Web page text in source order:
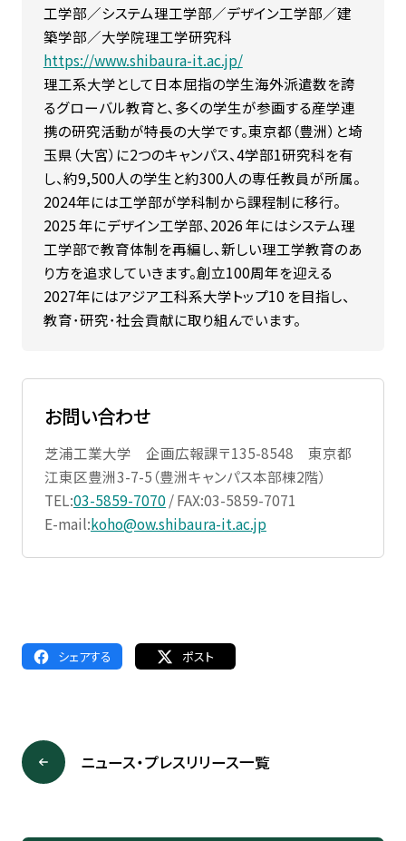
⼯学部／システム理⼯学部／デザイン⼯学部／建
築学部／⼤学院理⼯学研究科
https://www.shibaura-it.ac.jp/
理⼯系⼤学として⽇本屈指の学⽣海外派遣数を誇
るグローバル教育と､多くの学⽣が参画する産学連
携の研究活動が特⻑の⼤学です。東京都（豊洲）と埼
⽟県（⼤宮）に2つのキャンパス、4学部1研究科を有
し、約9,500⼈の学⽣と約300⼈の専任教員が所属。
2024年には⼯学部が学科制から課程制に移⾏。
2025 年にデザイン⼯学部、2026 年にはシステム理
⼯学部で教育体制を再編し、新しい理⼯学教育のあ
り⽅を追求していきます。創⽴100周年を迎える
2027年にはアジア⼯科系⼤学トップ10 を⽬指し、
教育･研究･社会貢献に取り組んでいます。
お問い合わせ
芝浦工業大学 企画広報課〒135-8548 東京都
江東区豊洲3-7-5（豊洲キャンパス本部棟2階）
TEL:03-5859-7070/ FAX:03-5859-7071
E-mail:koho@ow.shibaura-it.ac.jp
シェアする ポスト
ニュース・プレスリリース一覧